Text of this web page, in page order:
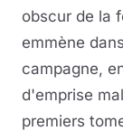
obscur de la
emmène
campagne,
d'emprise
premiers